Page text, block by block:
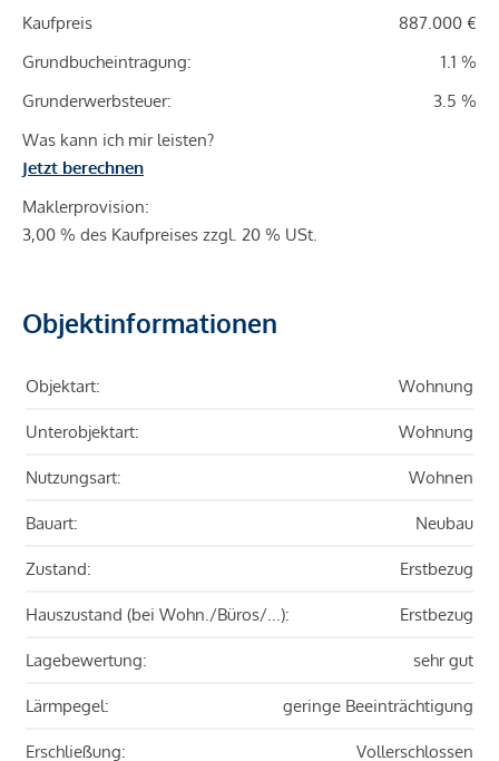
Kaufpreis
887.000 €
Grundbucheintragung:
1.1 %
Grunderwerbsteuer:
3.5 %
Was kann ich mir leisten?
Jetzt berechnen
Maklerprovision:
3,00 % des Kaufpreises zzgl. 20 % USt.
Objektinformationen
Objektart: Wohnung
Unterobjektart: Wohnung
Nutzungsart: Wohnen
Bauart: Neubau
Zustand: Erstbezug
Hauszustand (bei Wohn./Büros/...): Erstbezug
Lagebewertung: sehr gut
Lärmpegel: geringe Beeinträchtigung
Erschließung: Vollerschlossen